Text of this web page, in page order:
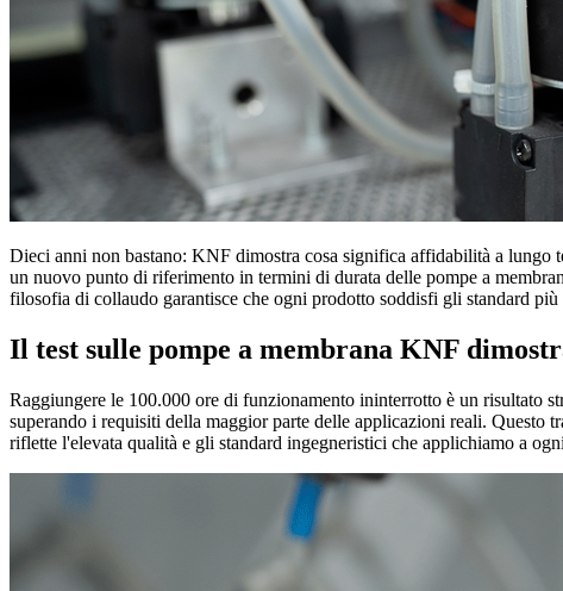
Dieci anni non bastano: KNF dimostra cosa significa affidabilità a
un nuovo punto di riferimento in termini di durata delle pompe a
filosofia di collaudo garantisce che ogni prodotto soddisfi gli standard
Il test sulle pompe a membrana KNF
Raggiungere le 100.000 ore di funzionamento ininterrotto è un risultato
superando i requisiti della maggior parte delle applicazioni reali. Questo
riflette l'elevata qualità e gli standard ingegneristici che applichiamo a